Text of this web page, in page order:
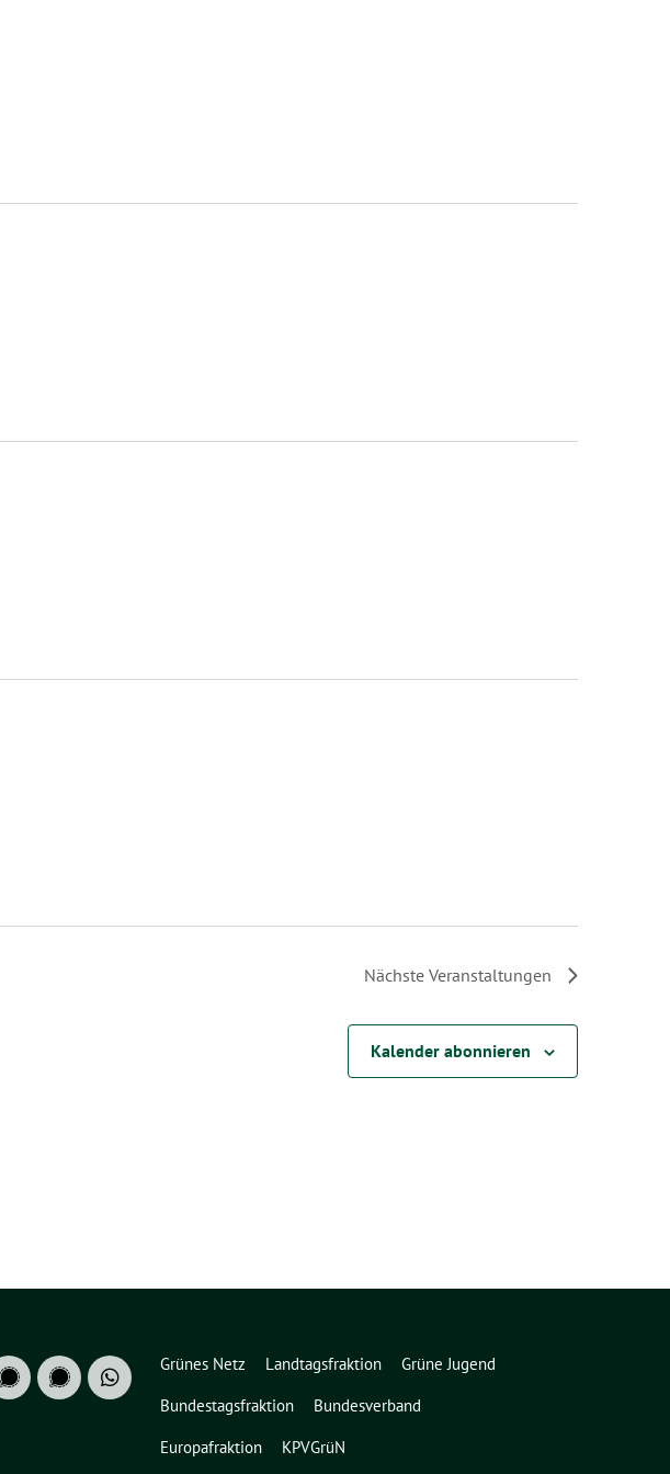
Nächste Veranstaltungen
Kalender abonnieren
Grünes Netz Landtagsfraktion
Grüne Jugend
Bundestagsfraktion
Bundesverband
Europafraktion
KPVGrüN